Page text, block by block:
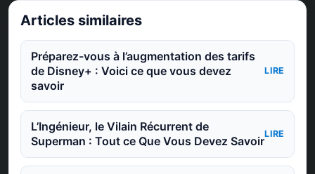
Articles similaires
Préparez-vous à l’augmentation des tarifs
de Disney+ : Voici ce que vous devez
savoir
LIRE
L’Ingénieur, le Vilain Récurrent de
Superman : Tout ce Que Vous Devez Savoir
LIRE